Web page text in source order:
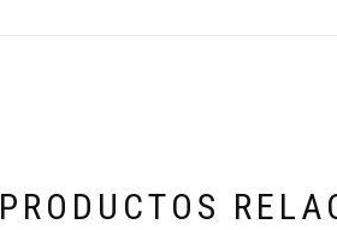
PRODUCTOS